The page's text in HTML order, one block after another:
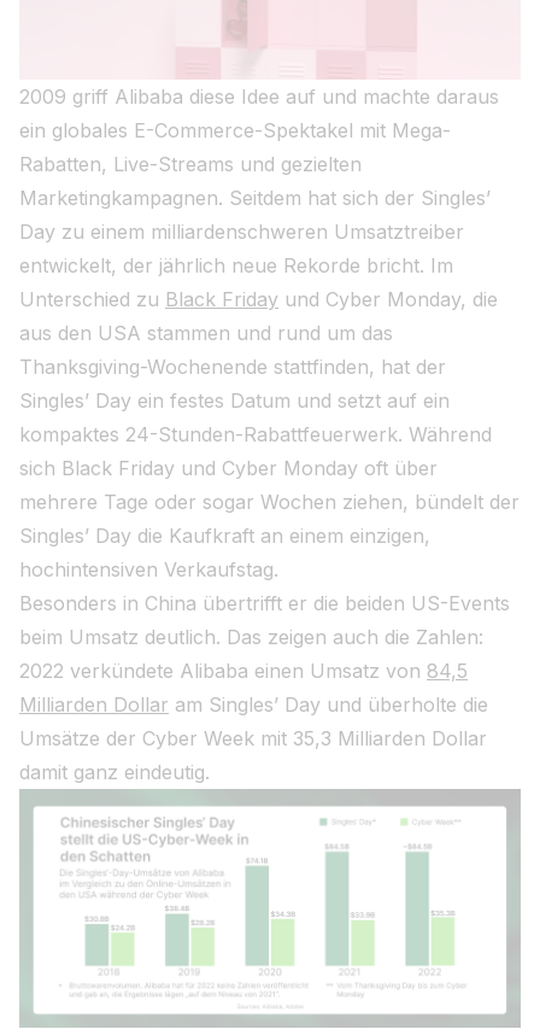
2009 griff Alibaba diese Idee auf und machte daraus
ein globales E-Commerce-Spektakel mit Mega-
Rabatten, Live-Streams und gezielten
Marketingkampagnen. Seitdem hat sich der Singles’
Day zu einem milliardenschweren Umsatztreiber
entwickelt, der jährlich neue Rekorde bricht. Im
Unterschied zu Black Friday und Cyber Monday, die
aus den USA stammen und rund um das
Thanksgiving-Wochenende stattfinden, hat der
Singles’ Day ein festes Datum und setzt auf ein
kompaktes 24-Stunden-Rabattfeuerwerk. Während
sich Black Friday und Cyber Monday oft über
mehrere Tage oder sogar Wochen ziehen, bündelt der
Singles’ Day die Kaufkraft an einem einzigen,
hochintensiven Verkaufstag.
Besonders in China übertrifft er die beiden US-Events
beim Umsatz deutlich. Das zeigen auch die Zahlen:
2022 verkündete Alibaba einen Umsatz von 84,5
Milliarden Dollar am Singles’ Day und überholte die
Umsätze der Cyber Week mit 35,3 Milliarden Dollar
damit ganz eindeutig.